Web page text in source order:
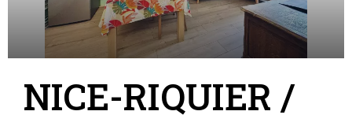
NICE-RIQUIER /